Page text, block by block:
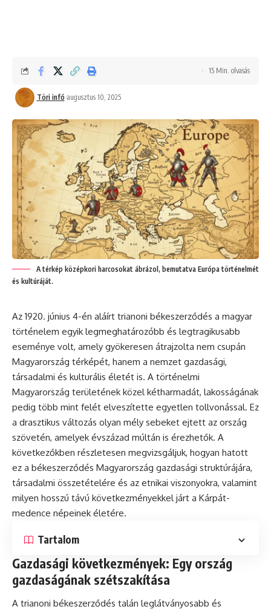
Töri infó augusztus 10, 2025
15 Min. olvasás
A térkép középkori harcosokat ábrázol, bemutatva Európa történelmét
és kultúráját.
Az 1920. június 4-én aláírt trianoni békeszerződés a magyar
történelem egyik legmeghatározóbb és legtragikusabb
eseménye volt, amely gyökeresen átrajzolta nem csupán
Magyarország térképét, hanem a nemzet gazdasági,
társadalmi és kulturális életét is. A történelmi
Magyarország területének közel kétharmadát, lakosságának
pedig több mint felét elveszítette egyetlen tollvonással. Ez
a drasztikus változás olyan mély sebeket ejtett az ország
szövetén, amelyek évszázad múltán is érezhetők. A
következőkben részletesen megvizsgáljuk, hogyan hatott
ez a békeszerződés Magyarország gazdasági struktúrájára,
társadalmi összetételére és az etnikai viszonyokra, valamint
milyen hosszú távú következményekkel járt a Kárpát-
medence népeinek életére.
Tartalom
Gazdasági következmények: Egy ország
gazdaságának szétszakítása
A trianoni békeszerződés talán leglátványosabb és